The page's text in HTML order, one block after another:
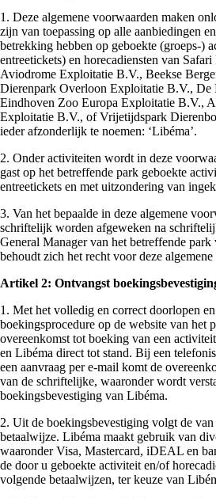
1. Deze algemene voorwaarden maken
zijn van toepassing op alle aanbiedingen
betrekking hebben op geboekte (groeps-)
entreetickets) en horecadiensten van
Aviodrome Exploitatie B.V., Beekse
Dierenpark Overloon Exploitatie B.V.,
Eindhoven Zoo Europa Exploitatie B.V.,
Exploitatie B.V., of Vrijetijdspark
ieder afzonderlijk te noemen: ‘Libéma’.
2. Onder activiteiten wordt in deze
gast op het betreffende park geboekte
entreetickets en met uitzondering van
3. Van het bepaalde in deze algemene
schriftelijk worden afgeweken na
General Manager van het betreffende
behoudt zich het recht voor deze
Artikel 2: Ontvangst
1. Met het volledig en correct doorlopen
boekingsprocedure op de website van het
overeenkomst tot boeking van een
en Libéma direct tot stand. Bij een
een aanvraag per e-mail komt de
van de schriftelijke, waaronder wordt
boekingsbevestiging van Libéma.
2. Uit de boekingsbevestiging volgt de
betaalwijze. Libéma maakt gebruik van
waaronder Visa, Mastercard, iDEAL en
de door u geboekte activiteit en/of
volgende betaalwijzen, ter keuze van